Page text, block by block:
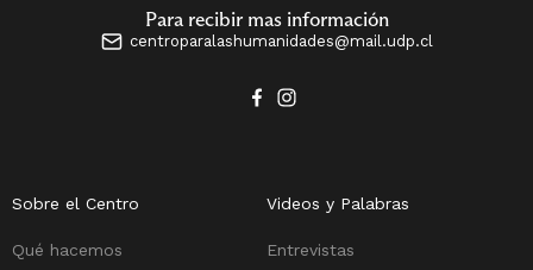
Para recibir mas información
centroparalashumanidades@mail.udp.cl
Sobre el Centro
Qué hacemos
Videos y Palabras
Entrevistas